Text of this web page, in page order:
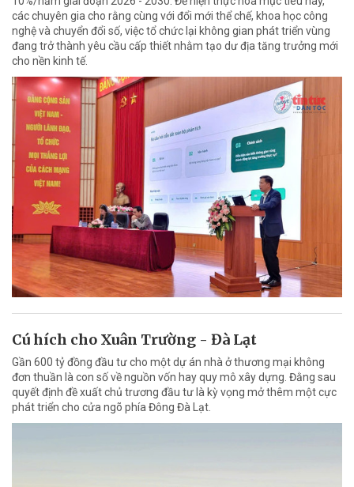
các chuyên gia cho rằng cùng với đổi mới thể chế, khoa học công
nghệ và chuyển đổi số, việc tổ chức lại không gian phát triển vùng
đang trở thành yêu cầu cấp thiết nhằm tạo dư địa tăng trưởng mới
cho nền kinh tế.
Cú hích cho Xuân Trường - Đà Lạt
Gần 600 tỷ đồng đầu tư cho một dự án nhà ở thương mại không
đơn thuần là con số về nguồn vốn hay quy mô xây dựng. Đằng sau
quyết định đề xuất chủ trương đầu tư là kỳ vọng mở thêm một cực
phát triển cho cửa ngõ phía Đông Đà Lạt.